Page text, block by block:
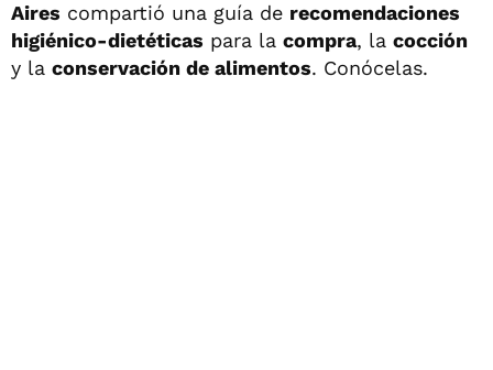
Aires compartió una guía de recomendaciones
higiénico-dietéticas para la compra, la cocción
y la conservación de alimentos. Conócelas.